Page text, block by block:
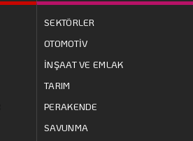
SEKTÖRLER
OTOMOTİV
İNŞAAT VE EMLAK
TARIM
PERAKENDE
SAVUNMA